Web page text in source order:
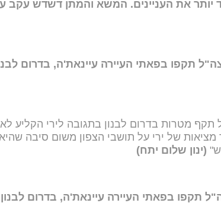
יותר את העניינים. המשא והמתן דשדש
צה"ל תקפו בפאתי העיירה עיינאת'ה, בדרום
תקף מטרות בדרום לבנון בתגובה לירי הקליע
של ירי על תושבי הצפון משום סיבה
(ינון שלום יתח)
תקפו בפאתי העיירה עיינאת'ה, בדרום לבנון